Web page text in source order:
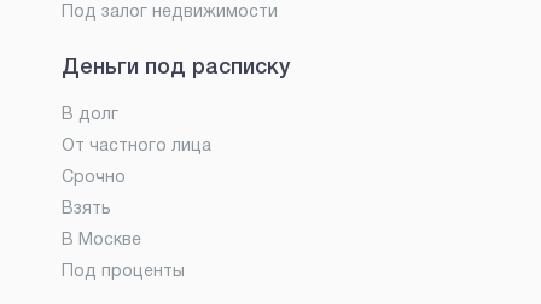
Под залог недвижимости
Деньги под расписку
В долг
От частного лица
Срочно
Взять
В Москве
Под проценты